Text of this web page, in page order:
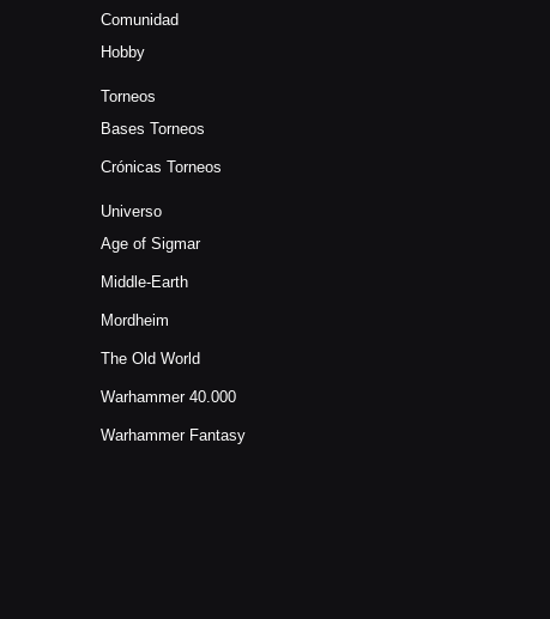
Comunidad
Hobby
Torneos
Bases Torneos
Crónicas Torneos
Universo
Age of Sigmar
Middle-Earth
Mordheim
The Old World
Warhammer 40.000
Warhammer Fantasy